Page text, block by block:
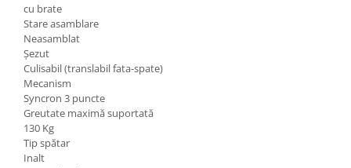
cu brate
Stare asamblare
Neasamblat
Șezut
Culisabil (translabil fata-spate)
Mecanism
Syncron 3 puncte
Greutate maximă suportată
130 Kg
Tip spătar
Inalt